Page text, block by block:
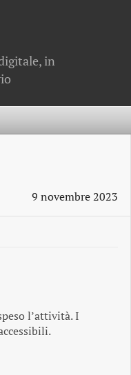
in
9 novembre 2023
l’attività. I